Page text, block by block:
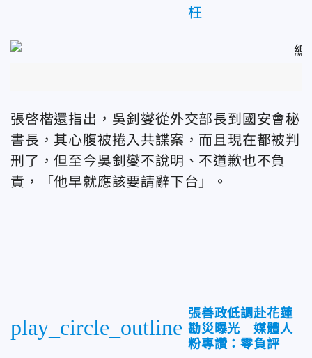
枉
張啓楷還指出，吳釗燮從外交部長到國安會秘
書長，其心腹被捲入共諜案，而且現在都被判
刑了，但至今吳釗燮不說明、不道歉也不負
責，「他早就應該要請辭下台」。
play_circle_outline
張善政低調赴花蓮
勘災曝光 媒體人
粉專讚：零負評